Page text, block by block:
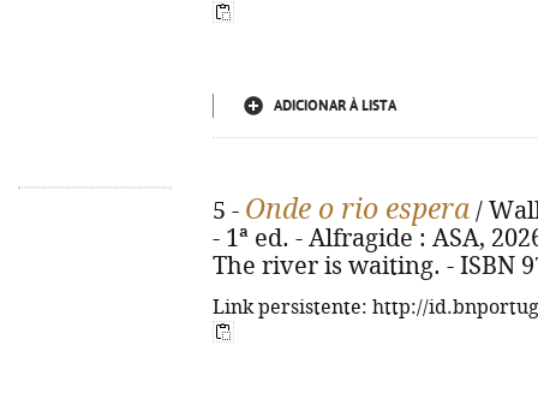
ADICIONAR À LISTA
5 - Onde o rio espera /
- 1ª ed. - Alfragide : ASA,
The river is waiting. - ISBN
Link persistente: http://